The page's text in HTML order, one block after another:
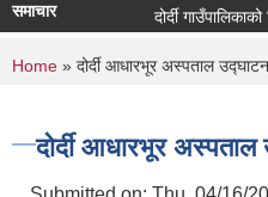
समाचार दोर्दी गाउँपालिकाको
You are here
Home » दोर्दी आधारभूर अस्पताल
दोर्दी आधारभूर